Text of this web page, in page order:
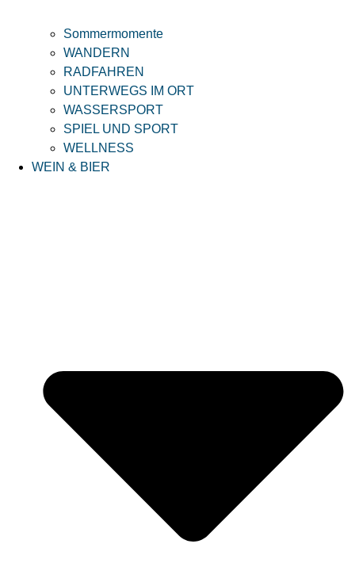
Sommermomente
WANDERN
RADFAHREN
UNTERWEGS IM ORT
WASSERSPORT
SPIEL UND SPORT
WELLNESS
WEIN & BIER